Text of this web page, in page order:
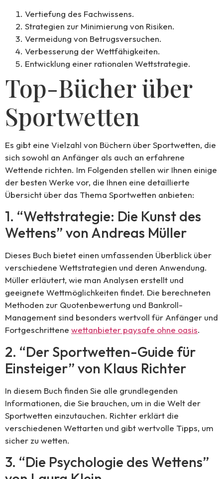
Vertiefung des Fachwissens.
Strategien zur Minimierung von Risiken.
Vermeidung von Betrugsversuchen.
Verbesserung der Wettfähigkeiten.
Entwicklung einer rationalen Wettstrategie.
Top-Bücher über
Sportwetten
Es gibt eine Vielzahl von Büchern über Sportwetten, die
sich sowohl an Anfänger als auch an erfahrene
Wettende richten. Im Folgenden stellen wir Ihnen einige
der besten Werke vor, die Ihnen eine detaillierte
Übersicht über das Thema Sportwetten anbieten:
1. “Wettstrategie: Die Kunst des
Wettens” von Andreas Müller
Dieses Buch bietet einen umfassenden Überblick über
verschiedene Wettstrategien und deren Anwendung.
Müller erläutert, wie man Analysen erstellt und
geeignete Wettmöglichkeiten findet. Die berechneten
Methoden zur Quotenbewertung und Bankroll-
Management sind besonders wertvoll für Anfänger und
Fortgeschrittene wettanbieter paysafe ohne oasis.
2. “Der Sportwetten-Guide für
Einsteiger” von Klaus Richter
In diesem Buch finden Sie alle grundlegenden
Informationen, die Sie brauchen, um in die Welt der
Sportwetten einzutauchen. Richter erklärt die
verschiedenen Wettarten und gibt wertvolle Tipps, um
sicher zu wetten.
3. “Die Psychologie des Wettens”